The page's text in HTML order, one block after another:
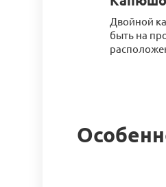
Двойной
быть на